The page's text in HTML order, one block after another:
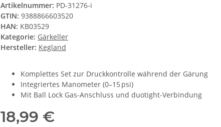
Artikelnummer: PD-31276-i
GTIN: 9388866603520
HAN: KB03529
Kategorie: Gärkeller
Hersteller: Kegland
Komplettes Set zur Druckkontrolle während der Gärung
Integriertes Manometer (0–15 psi)
Mit Ball Lock Gas-Anschluss und duotight-Verbindung
18,99 €